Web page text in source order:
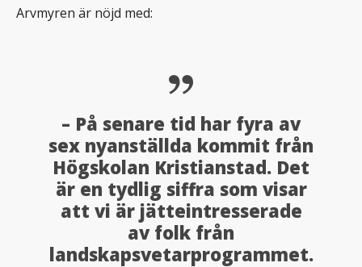
Arvmyren är nöjd med:
– På senare tid har fyra av
sex nyanställda kommit från
Högskolan Kristianstad. Det
är en tydlig siffra som visar
att vi är jätteintresserade
av folk från
landskapsvetarprogrammet.